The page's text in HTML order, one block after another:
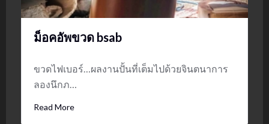
ม็อคอัพขวด bsab
ขวดไฟเบอร์…ผลงานปั้นที่เต็มไปด้วยจินตนาการ
ลองนึกภ…
Read More